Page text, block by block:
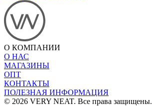
О КОМПАНИИ
О НАС
МАГАЗИНЫ
ОПТ
КОНТАКТЫ
ПОЛЕЗНАЯ ИНФОРМАЦИЯ
© 2026 VERY NEAT. Все права защищены.